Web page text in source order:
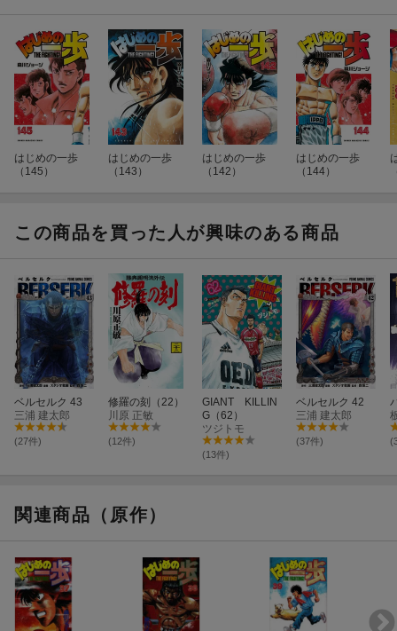
はじめの一歩
（145）
はじめの一歩
（143）
はじめの一歩
（142）
はじめの一歩
（144）
この商品を買った人が興味のある商品
ベルセルク 43
三浦 建太郎
(27件)
修羅の刻（22）
川原 正敏
(12件)
GIANT KILLIN
G（62）
ツジトモ
(13件)
ベルセルク 42
三浦 建太郎
(37件)
関連商品（原作）